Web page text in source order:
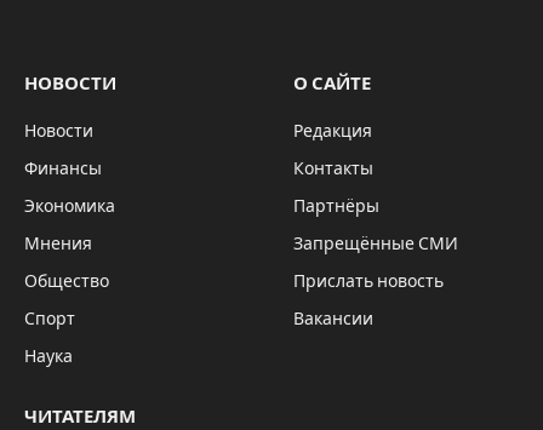
НОВОСТИ
Новости
Финансы
Экономика
Мнения
Общество
Спорт
Наука
О САЙТЕ
Редакция
Контакты
Партнёры
Запрещённые СМИ
Прислать новость
Вакансии
ЧИТАТЕЛЯМ